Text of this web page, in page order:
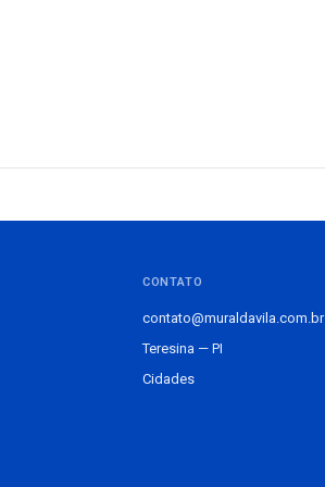
CONTATO
contato@muraldavila.com.br
Teresina — PI
Cidades